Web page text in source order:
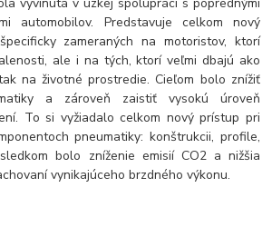
automobilov. Predstavuje celkom nový
zameraných na motoristov, ktorí
ale i na tých, ktorí veľmi dbajú ako
na životné prostredie. Cieľom bolo znížiť
a zároveň zaistiť vysokú úroveň
To si vyžiadalo celkom nový prístup pri
pneumatiky: konštrukcii, profile,
bolo zníženie emisií CO2 a nižšia
vynikajúceho brzdného výkonu.